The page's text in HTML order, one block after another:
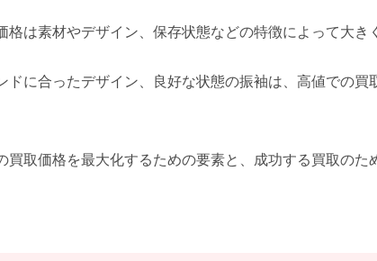
は素材やデザイン、保存状態などの特徴によって大き
ドに合ったデザイン、良好な状態の振袖は、高値での買
買取価格を最大化するための要素と、成功する買取のた